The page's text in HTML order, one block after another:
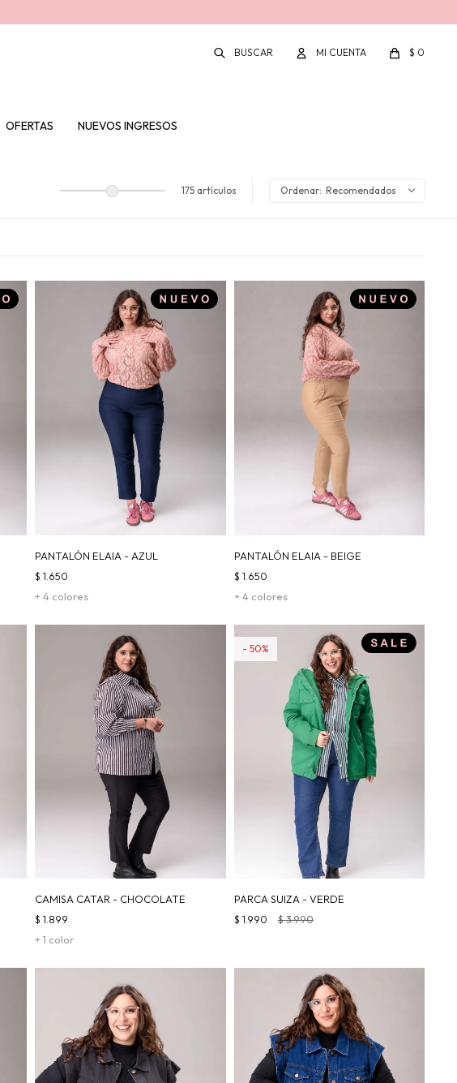
OFERTAS NUEVOS INGRESOS
$ 0
175 artículos Recomendados
PANTALÓN ELAIA - AZUL
+ 4 colores
$ 1.650
PANTALÓN ELAIA - BEIGE
+ 4 colores
$ 1.650
CAMISA CATAR - CHOCOLATE
+ 1 color
$ 1.899
PARCA SUIZA - VERDE
$ 1.990 $3.990
50